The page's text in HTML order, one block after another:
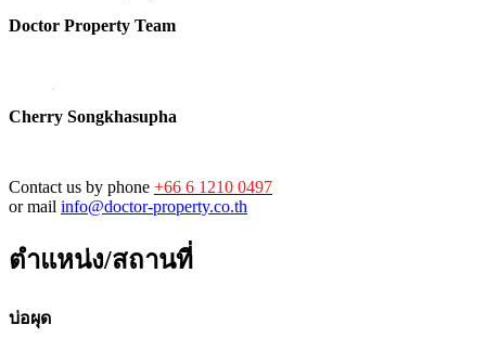
Doctor Property Team
Cherry Songkhasupha
Contact us by phone +66 6 1210 0497
or mail info@doctor-property.co.th
ตำแหน่ง/สถานที่
บ่อผุด